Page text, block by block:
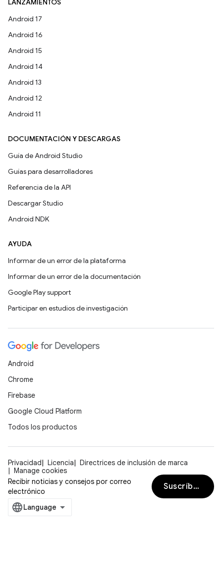
LANZAMIENTOS
Android 17
Android 16
Android 15
Android 14
Android 13
Android 12
Android 11
DOCUMENTACIÓN Y DESCARGAS
Guía de Android Studio
Guías para desarrolladores
Referencia de la API
Descargar Studio
Android NDK
AYUDA
Informar de un error de la plataforma
Informar de un error de la documentación
Google Play support
Participar en estudios de investigación
Android
Chrome
Firebase
Google Cloud Platform
Todos los productos
Privacidad Licencia
Directrices de inclusión de marca
Manage cookies
Recibir noticias y consejos por correo
electrónico
Suscríbete